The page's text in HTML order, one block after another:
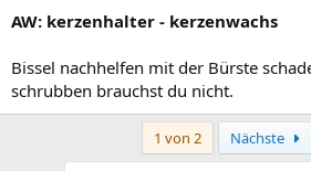
AW: kerzenhalter - kerzenwachs
Bissel nachhelfen mit der Bürste
schrubben brauchst du nicht.
1 von 2 Nächste